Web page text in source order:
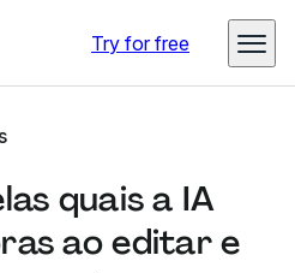
Try for free
quais a IA
ao editar e